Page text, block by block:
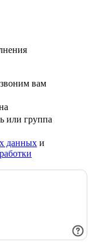
вам
или группа
данных и